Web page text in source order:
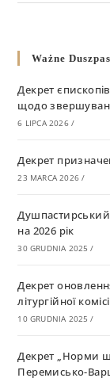
Ważne
Декрет
щодо
6 LIPCA 2026 /
Декрет
23 MARCA 2026 /
Душпастирський
на 2026 рік
30 GRUDNIA 2025 /
Декрет
літургійної
10 GRUDNIA 2025 /
Декрет „Норми
Перемисько-